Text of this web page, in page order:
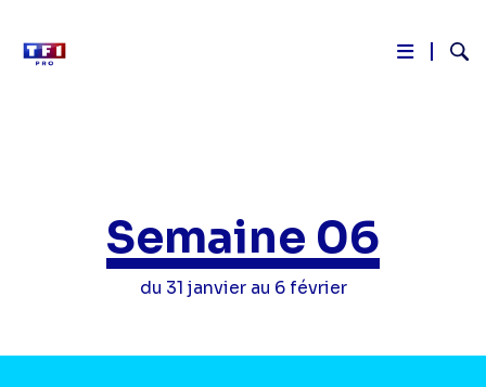
Semaine 06
du 31 janvier au 6 février